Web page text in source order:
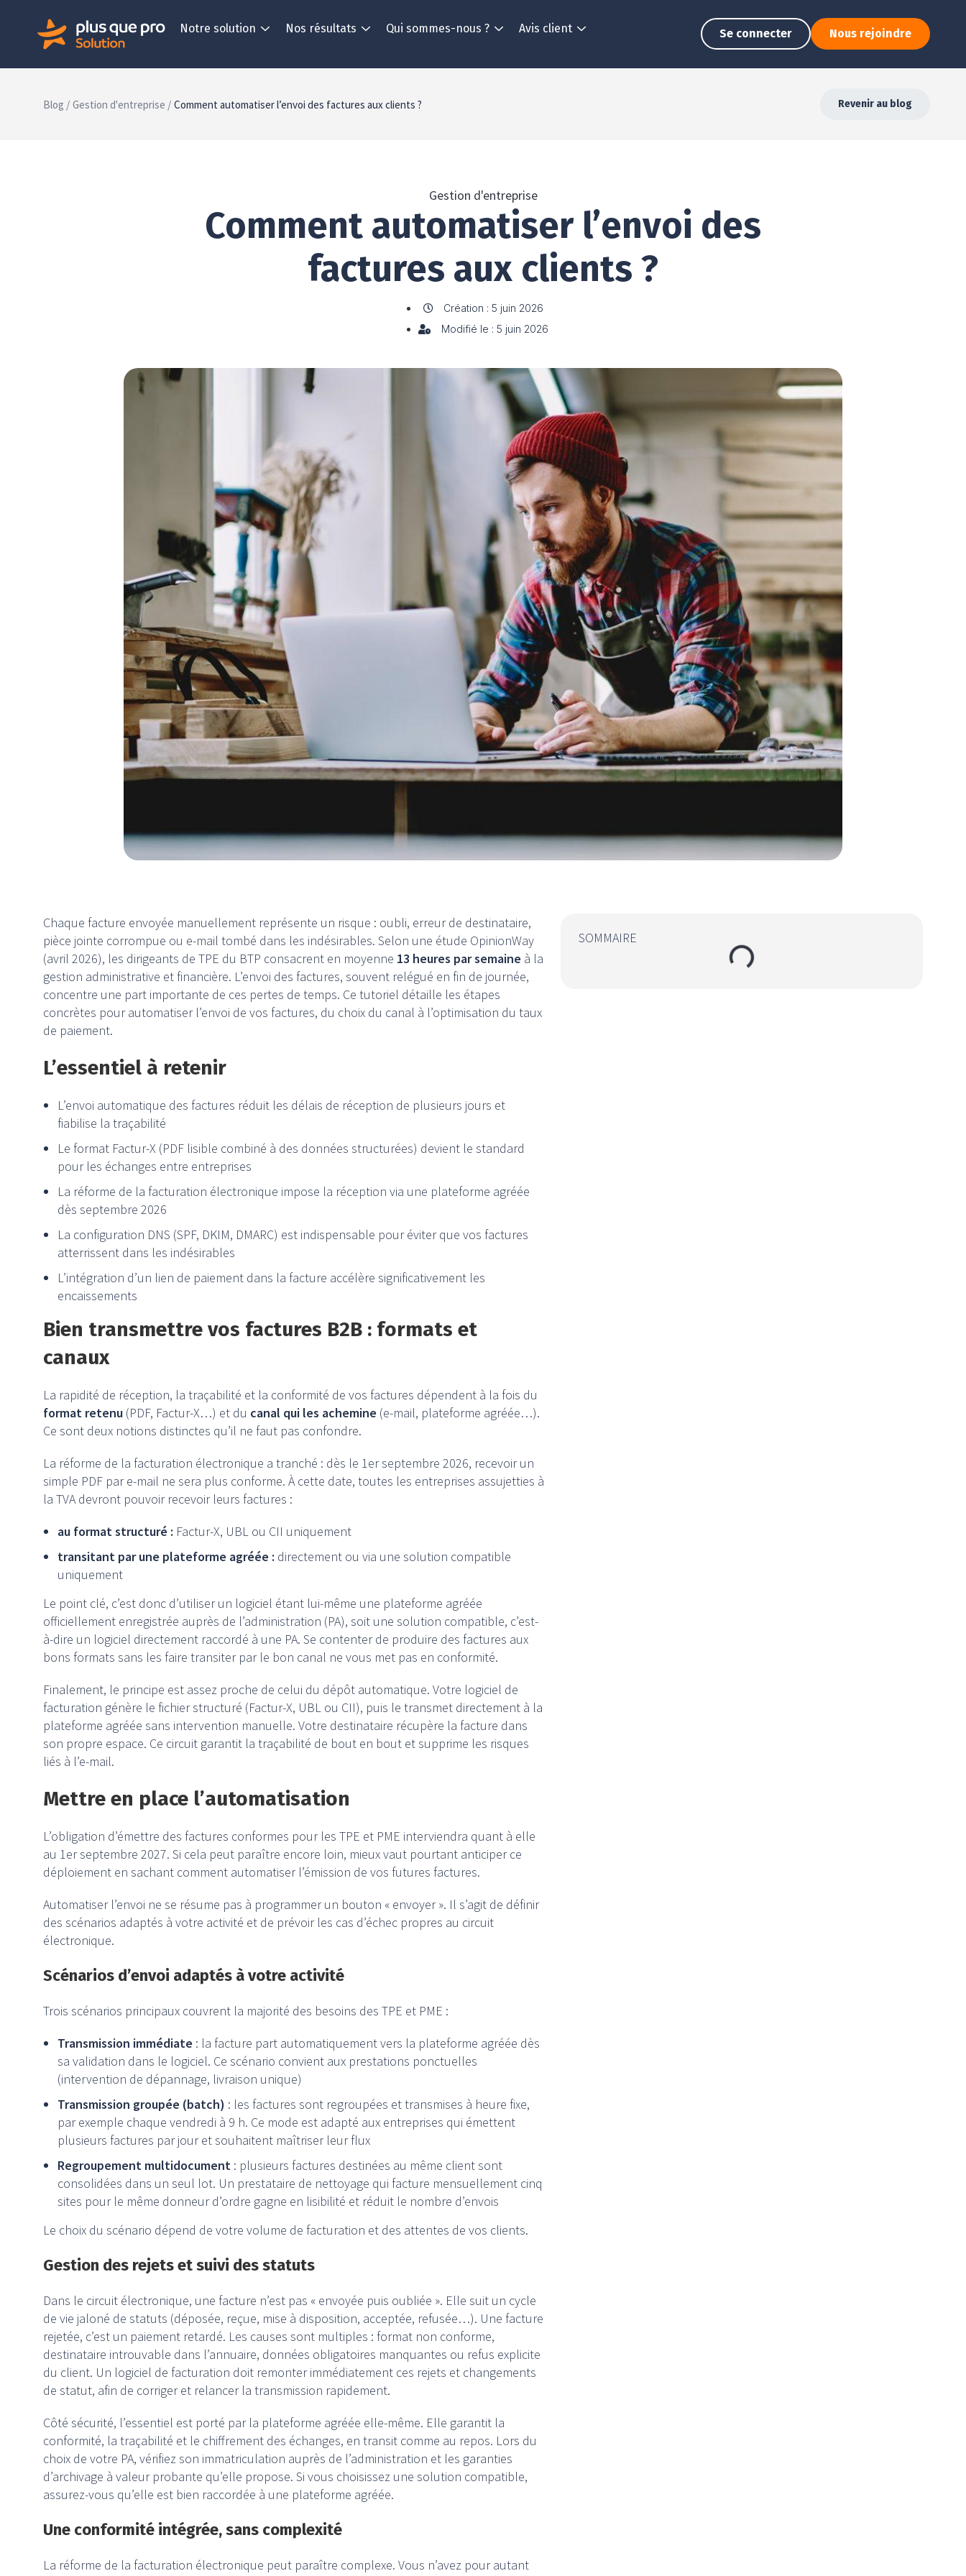
Notre solution Nos résultats Qui sommes-nous ? Avis client Se connecter Nous rejoindre
Blog / Gestion d'entreprise / Comment automatiser l’envoi des factures aux clients ? Revenir au blog
Gestion d'entreprise
Comment automatiser l’envoi des
factures aux clients ?
Création : 5 juin 2026
Modifié le : 5 juin 2026
Chaque facture envoyée manuellement représente un risque : oubli, erreur de destinataire,
pièce jointe corrompue ou e-mail tombé dans les indésirables. Selon une étude OpinionWay
(avril 2026), les dirigeants de TPE du BTP consacrent en moyenne 13 heures par semaine à la
gestion administrative et financière. L’envoi des factures, souvent relégué en fin de journée,
concentre une part importante de ces pertes de temps. Ce tutoriel détaille les étapes
concrètes pour automatiser l’envoi de vos factures, du choix du canal à l’optimisation du taux
de paiement.
L’essentiel à retenir
L’envoi automatique des factures réduit les délais de réception de plusieurs jours et
fiabilise la traçabilité
Le format Factur-X (PDF lisible combiné à des données structurées) devient le standard
pour les échanges entre entreprises
La réforme de la facturation électronique impose la réception via une plateforme agréée
dès septembre 2026
La configuration DNS (SPF, DKIM, DMARC) est indispensable pour éviter que vos factures
atterrissent dans les indésirables
L’intégration d’un lien de paiement dans la facture accélère significativement les
encaissements
Bien transmettre vos factures B2B : formats et
canaux
La rapidité de réception, la traçabilité et la conformité de vos factures dépendent à la fois du
format retenu (PDF, Factur-X…) et du canal qui les achemine (e-mail, plateforme agréée…).
Ce sont deux notions distinctes qu’il ne faut pas confondre.
La réforme de la facturation électronique a tranché : dès le 1er septembre 2026, recevoir un
simple PDF par e-mail ne sera plus conforme. À cette date, toutes les entreprises assujetties à
la TVA devront pouvoir recevoir leurs factures :
au format structuré : Factur-X, UBL ou CII uniquement
transitant par une plateforme agréée : directement ou via une solution compatible
uniquement
Le point clé, c’est donc d’utiliser un logiciel étant lui-même une plateforme agréée
officiellement enregistrée auprès de l’administration (PA), soit une solution compatible, c’est-
à-dire un logiciel directement raccordé à une PA. Se contenter de produire des factures aux
bons formats sans les faire transiter par le bon canal ne vous met pas en conformité.
Finalement, le principe est assez proche de celui du dépôt automatique. Votre logiciel de
facturation génère le fichier structuré (Factur-X, UBL ou CII), puis le transmet directement à la
plateforme agréée sans intervention manuelle. Votre destinataire récupère la facture dans
son propre espace. Ce circuit garantit la traçabilité de bout en bout et supprime les risques
liés à l’e-mail.
Mettre en place l’automatisation
L’obligation d’émettre des factures conformes pour les TPE et PME interviendra quant à elle
au 1er septembre 2027. Si cela peut paraître encore loin, mieux vaut pourtant anticiper ce
déploiement en sachant comment automatiser l’émission de vos futures factures.
Automatiser l’envoi ne se résume pas à programmer un bouton « envoyer ». Il s’agit de définir
des scénarios adaptés à votre activité et de prévoir les cas d’échec propres au circuit
électronique.
Scénarios d’envoi adaptés à votre activité
Trois scénarios principaux couvrent la majorité des besoins des TPE et PME :
Transmission immédiate : la facture part automatiquement vers la plateforme agréée dès
sa validation dans le logiciel. Ce scénario convient aux prestations ponctuelles
(intervention de dépannage, livraison unique)
Transmission groupée (batch) : les factures sont regroupées et transmises à heure fixe,
par exemple chaque vendredi à 9 h. Ce mode est adapté aux entreprises qui émettent
plusieurs factures par jour et souhaitent maîtriser leur flux
Regroupement multidocument : plusieurs factures destinées au même client sont
consolidées dans un seul lot. Un prestataire de nettoyage qui facture mensuellement cinq
sites pour le même donneur d’ordre gagne en lisibilité et réduit le nombre d’envois
Le choix du scénario dépend de votre volume de facturation et des attentes de vos clients.
Gestion des rejets et suivi des statuts
Dans le circuit électronique, une facture n’est pas « envoyée puis oubliée ». Elle suit un cycle
de vie jaloné de statuts (déposée, reçue, mise à disposition, acceptée, refusée…). Une facture
rejetée, c’est un paiement retardé. Les causes sont multiples : format non conforme,
destinataire introuvable dans l’annuaire, données obligatoires manquantes ou refus explicite
du client. Un logiciel de facturation doit remonter immédiatement ces rejets et changements
de statut, afin de corriger et relancer la transmission rapidement.
Côté sécurité, l’essentiel est porté par la plateforme agréée elle-même. Elle garantit la
conformité, la traçabilité et le chiffrement des échanges, en transit comme au repos. Lors du
choix de votre PA, vérifiez son immatriculation auprès de l’administration et les garanties
d’archivage à valeur probante qu’elle propose. Si vous choisissez une solution compatible,
assurez-vous qu’elle est bien raccordée à une plateforme agréée.
Une conformité intégrée, sans complexité
La réforme de la facturation électronique peut paraître complexe. Vous n’avez pour autant
SOMMAIRE